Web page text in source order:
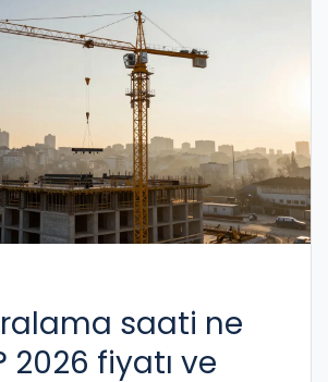
saati ne
2026 fiyatı ve